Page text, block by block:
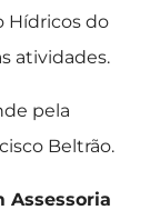
Hídricos do
atividades.
pela
Beltrão.
Assessoria